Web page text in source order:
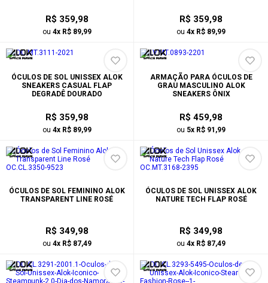
R$ 359,98
ou 4x R$ 89,99
R$ 359,98
ou 4x R$ 89,99
ÓCULOS DE SOL UNISSEX ALOK
SNEAKERS CASUAL FLAP
DEGRADÊ DOURADO
R$ 359,98
ou 4x R$ 89,99
ARMAÇÃO PARA ÓCULOS DE
GRAU MASCULINO ALOK
SNEAKERS ÔNIX
R$ 459,98
ou 5x R$ 91,99
ÓCULOS DE SOL FEMININO ALOK
TRANSPARENT LINE ROSÉ
R$ 349,98
ou 4x R$ 87,49
ÓCULOS DE SOL UNISSEX ALOK
NATURE TECH FLAP ROSÉ
R$ 349,98
ou 4x R$ 87,49